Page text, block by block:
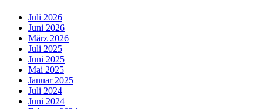
Juli 2026
Juni 2026
März 2026
Juli 2025
Juni 2025
Mai 2025
Januar 2025
Juli 2024
Juni 2024